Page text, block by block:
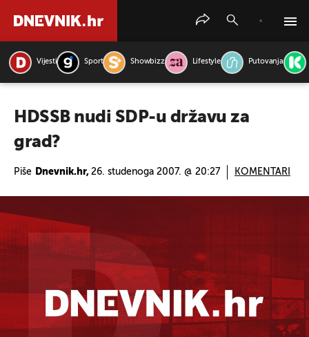
Vijesti Sport Showbizz Lifestyle Putovanja
HDSSB nudi SDP-u državu za
grad?
Piše Dnevnik.hr, 26. studenoga 2007. @ 20:27 KOMENTARI
PRETRAŽITE VIJESTI